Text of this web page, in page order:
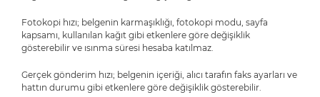
Fotokopi hızı; belgenin karmaşıklığı, fotokopi modu, sayfa
kapsamı, kullanılan kağıt gibi etkenlere göre değişiklik
gösterebilir ve ısınma süresi hesaba katılmaz.
Gerçek gönderim hızı; belgenin içeriği, alıcı tarafın faks ayarları ve
hattın durumu gibi etkenlere göre değişiklik gösterebilir.